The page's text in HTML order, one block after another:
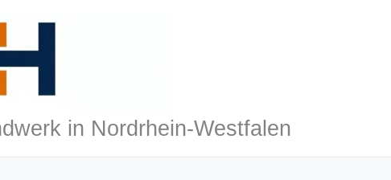
in Nordrhein-Westfalen